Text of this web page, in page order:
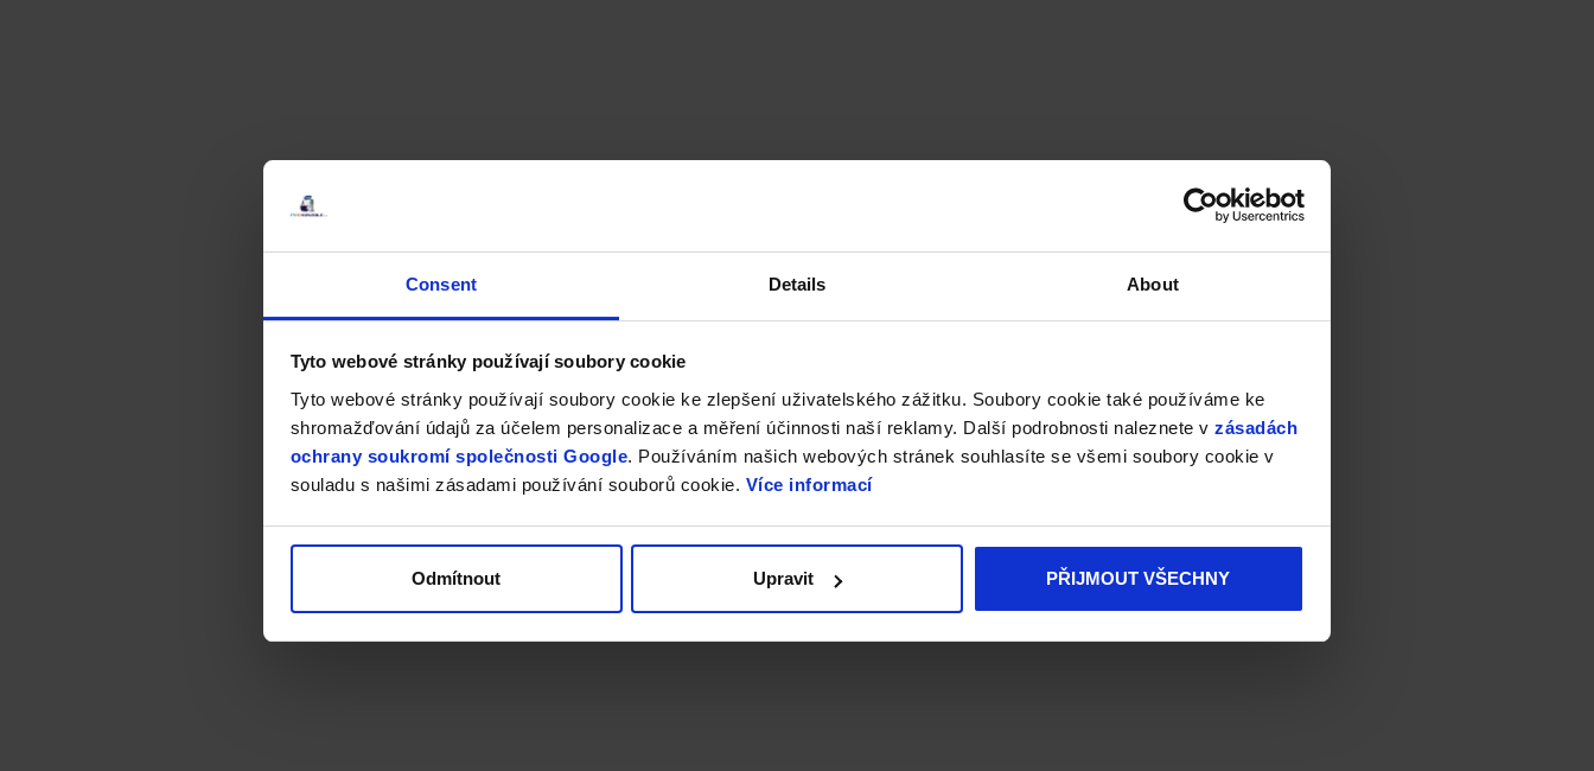
Consent Details About
Tyto webové stránky používají soubory cookie
Tyto webové stránky používají soubory cookie ke zlepšení uživatelského zážitku. Soubory cookie také používáme ke
shromažďování údajů za účelem personalizace a měření účinnosti naší reklamy. Další podrobnosti naleznete v zásadách
ochrany soukromí společnosti Google. Používáním našich webových stránek souhlasíte se všemi soubory cookie v
souladu s našimi zásadami používání souborů cookie. Více informací
Odmítnout Upravit PŘIJMOUT VŠECHNY